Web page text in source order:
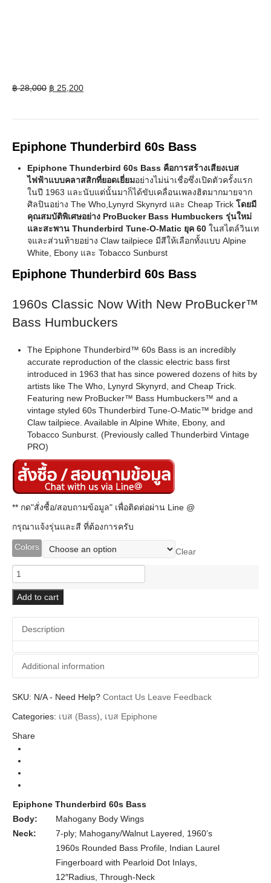
฿28,000 Original
฿ 25,200Current
Epiphone Thunderbird 60s Bass
Epiphone Thunderbird 60s Bass คือการสร้างเสียงเบส
ไฟฟ้าแบบคลาสสิกที่ยอดเยี่ยมอย่างไม่น่าเชื่อซึ่งเปิดตัวครั้งแรก
ในปี 1963 และนับแต่นั้นมาก็ได้ขับเคลื่อนเพลงฮิตมากมายจาก
ศิลปินอย่าง The Who,Lynyrd Skynyrd และ Cheap Trick โดยมี
คุณสมบัติพิเศษอย่าง ProBucker Bass Humbuckers รุ่นใหม่
และสะพาน Thunderbird Tune-O-Matic ยุค 60 ในสไตล์วินเท
จและส่วนท้ายอย่าง Claw tailpiece มีสีให้เลือกทั้งแบบ Alpine
White, Ebony และ Tobacco Sunburst
Epiphone Thunderbird 60s Bass
1960s Classic Now With New ProBucker™
Bass Humbuckers
The Epiphone Thunderbird™ 60s Bass is an incredibly
accurate reproduction of the classic electric bass first
introduced in 1963 that has since powered dozens of hits by
artists like The Who, Lynyrd Skynyrd, and Cheap Trick.
Featuring new ProBucker™ Bass Humbuckers™ and a
vintage styled 60s Thunderbird Tune-O-Matic™ bridge and
Claw tailpiece. Available in Alpine White, Ebony, and
Tobacco Sunburst. (Previously called Thunderbird Vintage
PRO)
** กด"สั่งซื้อ/สอบถามข้อมูล" เพื่อติดต่อผ่าน Line @
กรุณาแจ้งรุ่นและสี ที่ต้องการครับ
Colors
Clear
Epiphone
Thunderbird
60s
Bass
quantity
Add to cart
Description
Additional information
Additional information
Brands Epiphone
SKU: N/A- Need Help? Contact Us Leave Feedback
Categories: เบส (Bass)
เบส Epiphone
Share
Epiphone Thunderbird 60s Bass
Body:
Mahogany Body Wings
Neck:
7-ply; Mahogany/Walnut Layered, 1960’s
1960s Rounded Bass Profile, Indian Laurel
Fingerboard with Pearloid Dot Inlays,
12″Radius, Through-Neck